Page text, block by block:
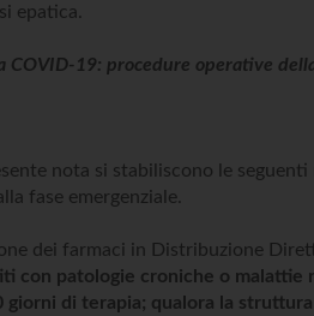
epatica.
COVID-19: procedure operative
nota si stabiliscono le
fase emergenziale.
dei farmaci in Distribuzione
con patologie croniche o malattie
giorni di terapia; qualora la